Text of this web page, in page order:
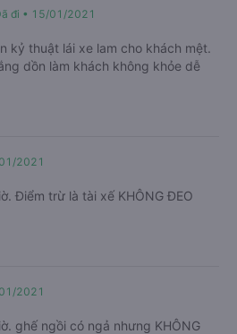
trên Vexere
chuyến
trên Vexere
chuyến
trên Vexere
đi • 15/01/2021
kỷ thuật lái xe lam cho khách mệt.
dồn làm khách không khỏe dễ
2021
Điểm trừ là tài xế KHÔNG ĐEO
2021
ghế ngồi có ngả nhưng KHÔNG